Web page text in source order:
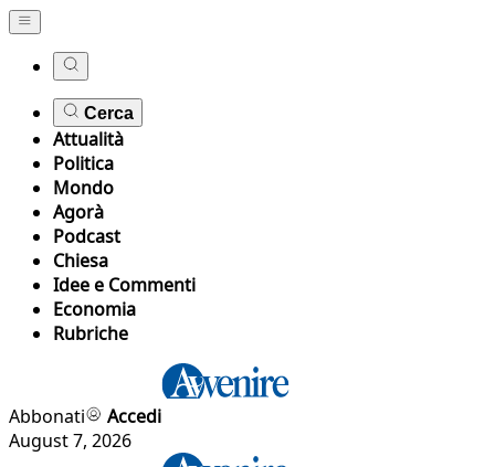
Cerca
Attualità
Politica
Mondo
Agorà
Podcast
Chiesa
Idee e Commenti
Economia
Rubriche
Abbonati
Accedi
August 7, 2026